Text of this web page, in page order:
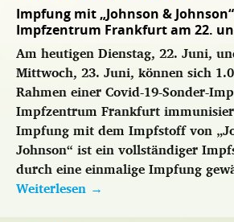
Impfung mit „Johnson &
Impfzentrum Frankfurt am 22.
Am heutigen Dienstag, 22. Juni,
Mittwoch, 23. Juni, können sich
Rahmen einer Covid-19-Sonder-
Impfzentrum Frankfurt
Impfung mit dem Impfstoff von
Johnson“ ist ein vollständiger
durch eine einmalige Impfung
Weiterlesen →